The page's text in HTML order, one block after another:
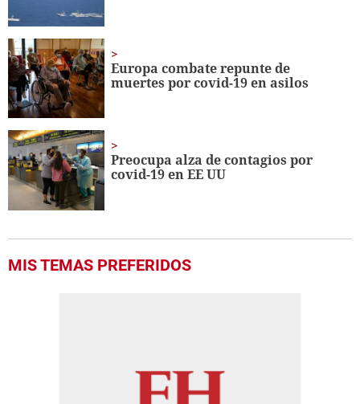
Europa combate repunte de
muertes por covid-19 en asilos
Preocupa alza de contagios por
covid-19 en EE UU
MIS TEMAS PREFERIDOS